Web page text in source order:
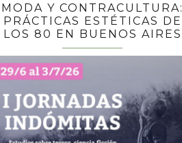
MODA Y CONTRACULTURA:
PRÁCTICAS ESTÉTICAS DE
LOS 80 EN BUENOS AIRES